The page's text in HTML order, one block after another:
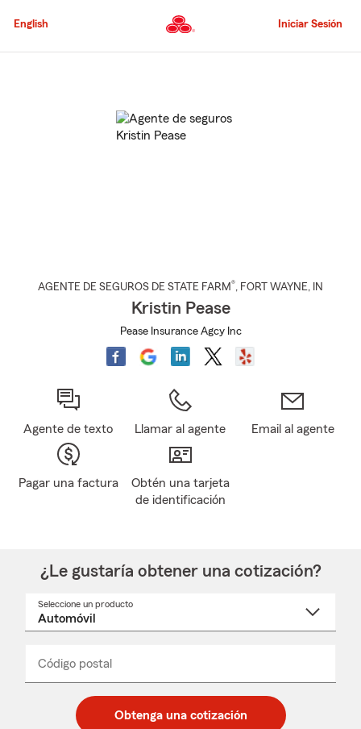
al
principal
English Iniciar Sesión
AGENTE DE SEGUROS DE STATE FARM®, FORT WAYNE, IN
Kristin Pease
Pease Insurance Agcy Inc
Agente de texto Llamar al agente Email al agente
Pagar una factura
Obtén una tarjeta
de identificación
¿Le gustaría obtener una cotización?
Seleccione un producto
desplegable
Código postal
de
de
_____
Obtenga una cotización